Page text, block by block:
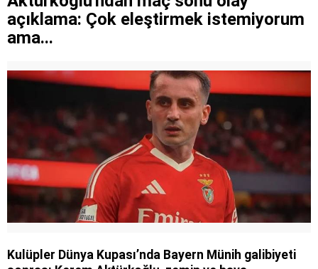
açıklama: Çok eleştirmek istemiyorum
ama...
Kulüpler Dünya Kupası’nda Bayern Münih galibiyeti